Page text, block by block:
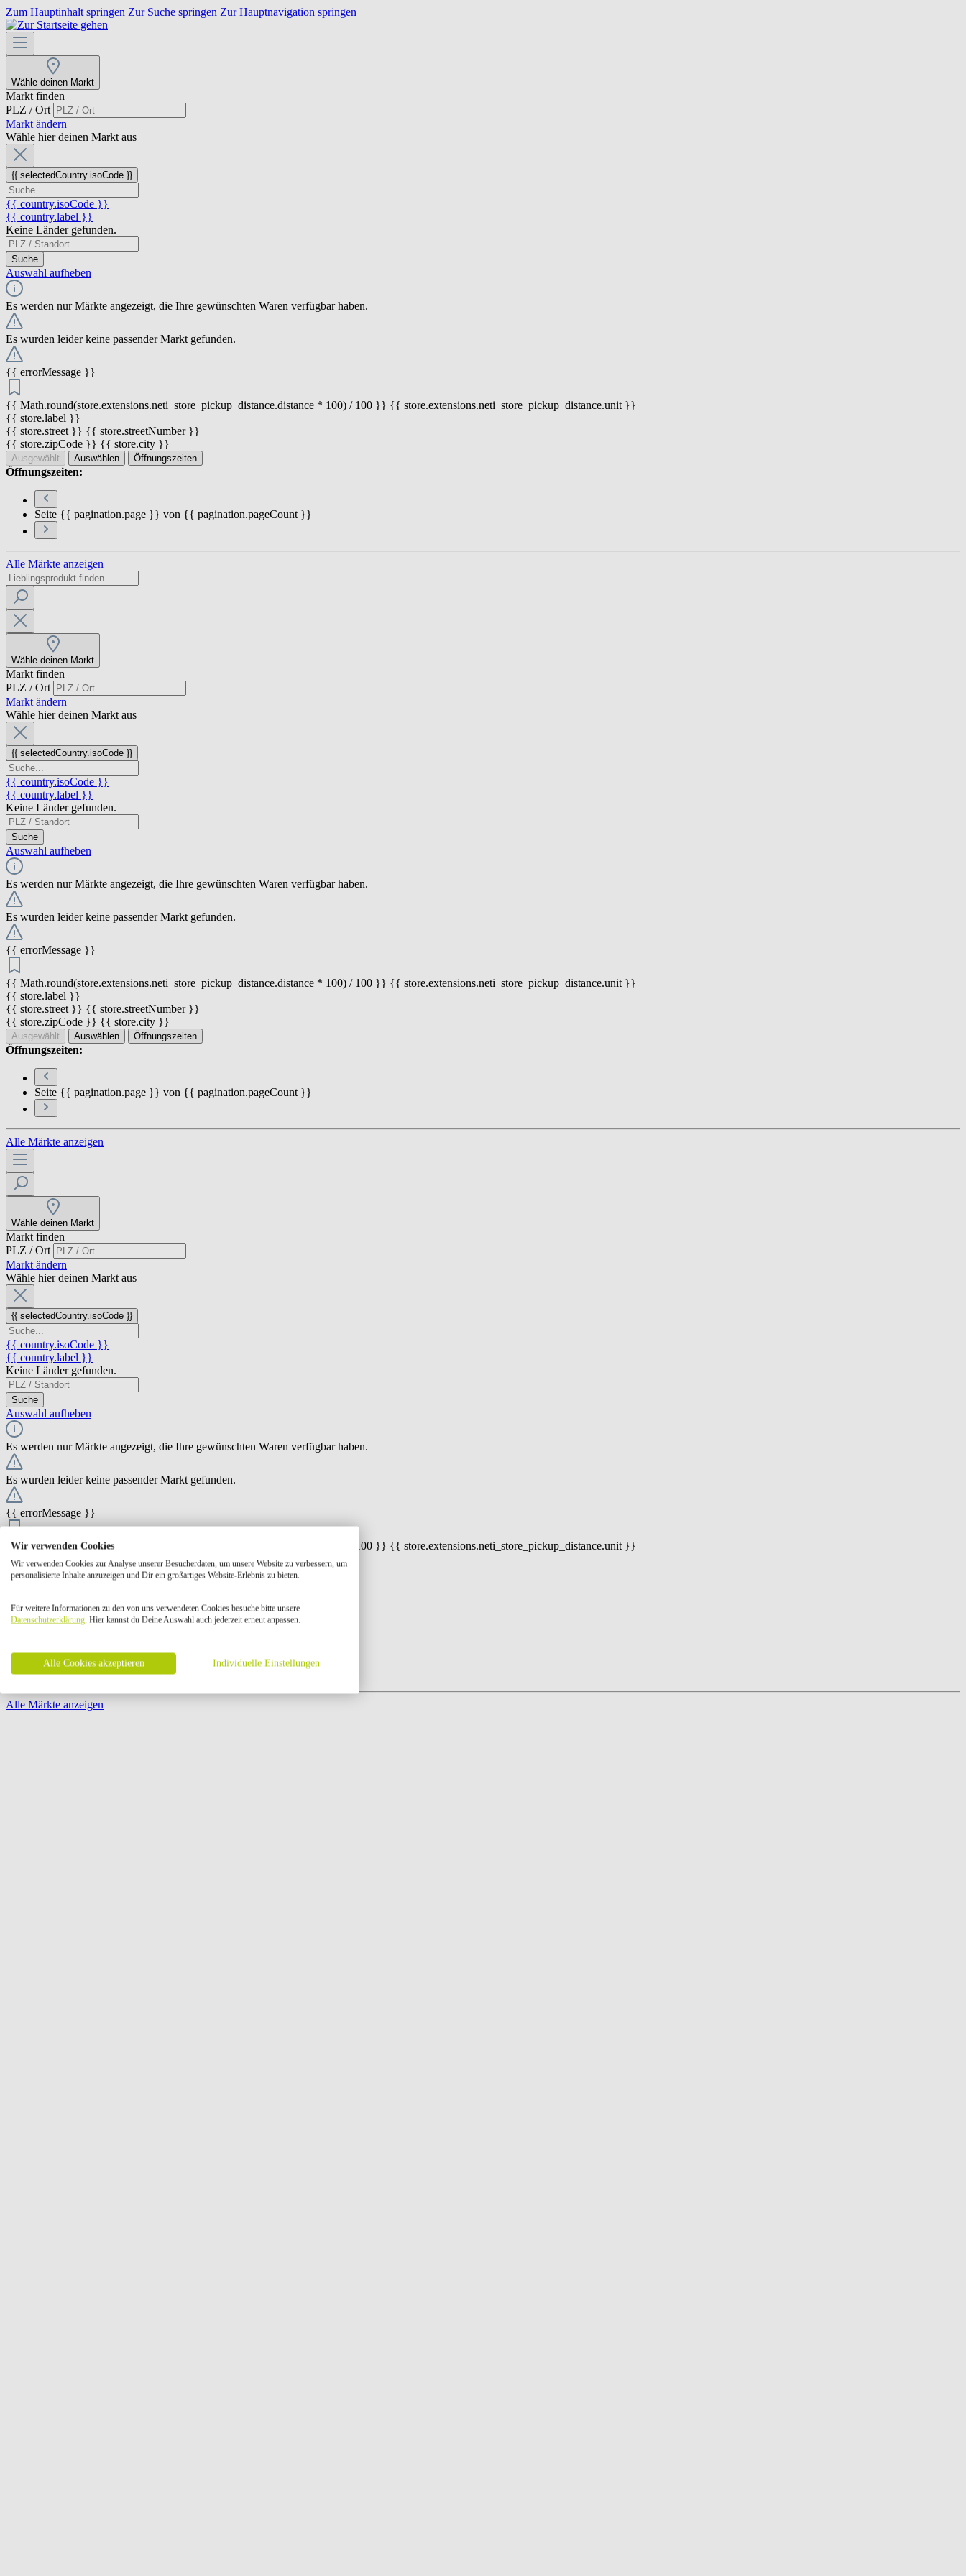
Zum Hauptinhalt springen Zur Suche springen Zur Hauptnavigation springen
Wähle deinen Markt
Markt finden
PLZ / Ort
Markt ändern
Wähle hier deinen Markt aus
{{ selectedCountry.isoCode }}
{{ country.isoCode }}
{{ country.label }}
Keine Länder gefunden.
Suche
Auswahl aufheben
Es werden nur Märkte angezeigt, die Ihre gewünschten Waren verfügbar haben.
Es wurden leider keine passender Markt gefunden.
{{ errorMessage }}
{{ Math.round(store.extensions.neti_store_pickup_distance.distance * 100) / 100 }} {{ store.extensions.neti_store_pickup_distance.unit }}
{{ store.label }}
{{ store.street }} {{ store.streetNumber }}
{{ store.zipCode }} {{ store.city }}
Ausgewählt Auswählen Öffnungszeiten
Öffnungszeiten:
Seite {{ pagination.page }} von {{ pagination.pageCount }}
Alle Märkte anzeigen
Wähle deinen Markt
Markt finden
PLZ / Ort
Markt ändern
Wähle hier deinen Markt aus
{{ selectedCountry.isoCode }}
{{ country.isoCode }}
{{ country.label }}
Keine Länder gefunden.
Suche
Auswahl aufheben
Es werden nur Märkte angezeigt, die Ihre gewünschten Waren verfügbar haben.
Es wurden leider keine passender Markt gefunden.
{{ errorMessage }}
{{ Math.round(store.extensions.neti_store_pickup_distance.distance * 100) / 100 }} {{ store.extensions.neti_store_pickup_distance.unit }}
{{ store.label }}
{{ store.street }} {{ store.streetNumber }}
{{ store.zipCode }} {{ store.city }}
Ausgewählt Auswählen Öffnungszeiten
Öffnungszeiten:
Seite {{ pagination.page }} von {{ pagination.pageCount }}
Alle Märkte anzeigen
Wähle deinen Markt
Markt finden
PLZ / Ort
Markt ändern
Wähle hier deinen Markt aus
{{ selectedCountry.isoCode }}
{{ country.isoCode }}
{{ country.label }}
Keine Länder gefunden.
Suche
Auswahl aufheben
Es werden nur Märkte angezeigt, die Ihre gewünschten Waren verfügbar haben.
Es wurden leider keine passender Markt gefunden.
{{ errorMessage }}
{{ Math.round(store.extensions.neti_store_pickup_distance.distance * 100) / 100 }} {{ store.extensions.neti_store_pickup_distance.unit }}
{{ store.label }}
{{ store.street }} {{ store.streetNumber }}
{{ store.zipCode }} {{ store.city }}
Öffnungszeiten:
Seite {{ pagination.page }} von {{ pagination.pageCount }}
Alle Märkte anzeigen
Wir verwenden Cookies
Wir verwenden Cookies zur Analyse unserer Besucherdaten, um unsere Website zu verbessern, um
personalisierte Inhalte anzuzeigen und Dir ein großartiges Website-Erlebnis zu bieten.
Für weitere Informationen zu den von uns verwendeten Cookies besuche bitte unsere
Datenschutzerklärung. Hier kannst du Deine Auswahl auch jederzeit erneut anpassen.
Alle Cookies akzeptieren Individuelle Einstellungen